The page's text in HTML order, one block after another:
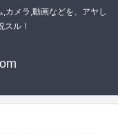
カメラ,動画などを、アヤし
スル！